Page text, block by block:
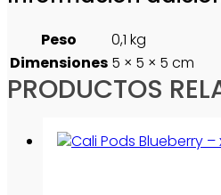
Peso
0,1 kg
Dimensiones 5 × 5 × 5 cm
PRODUCTOS